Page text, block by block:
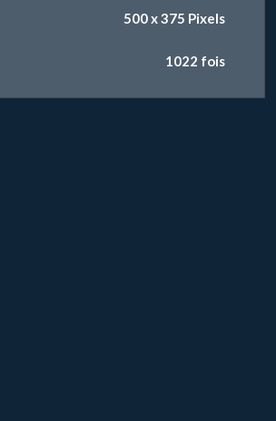
500 x 375 Pixels
1022 fois